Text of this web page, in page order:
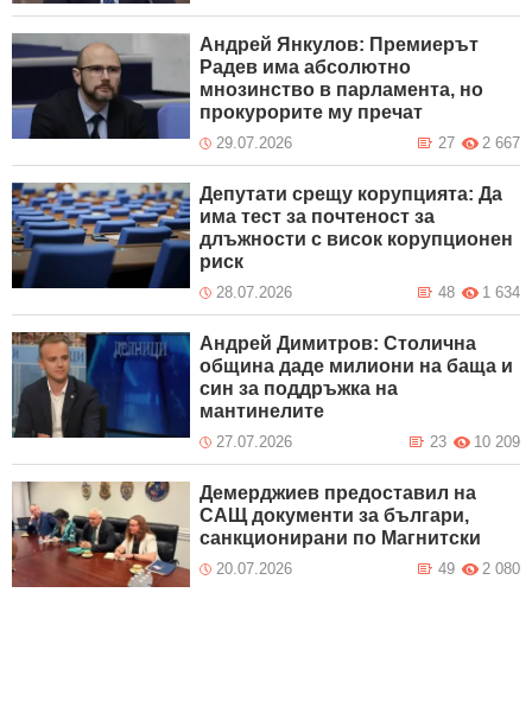
Андрей Янкулов: Премиерът
Радев има абсолютно
мнозинство в парламента, но
прокурорите му пречат
29.07.2026 2 667
27
Депутати срещу корупцията: Да
има тест за почтеност за
длъжности с висок корупционен
риск
28.07.2026 1 634
48
Андрей Димитров: Столична
община даде милиони на баща и
син за поддръжка на
мантинелите
27.07.2026 10 209
23
Демерджиев предоставил на
САЩ документи за българи,
санкционирани по Магнитски
20.07.2026 2 080
49